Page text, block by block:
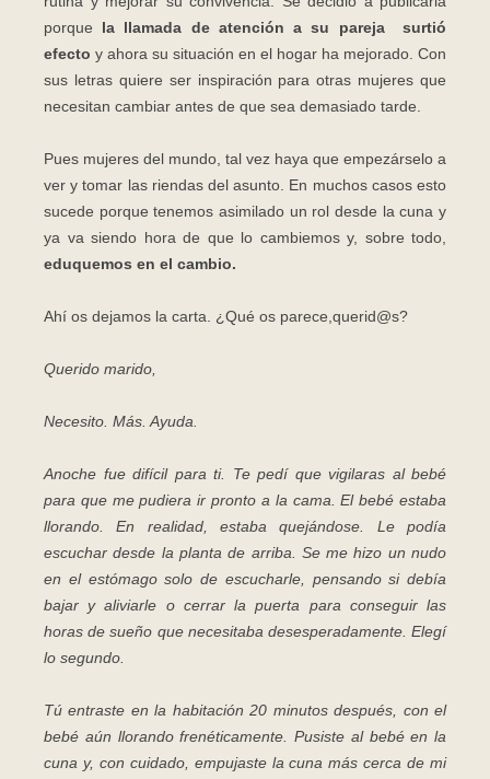
porque la llamada de atención a su pareja surtió
efecto y ahora su situación en el hogar ha mejorado. Con
sus letras quiere ser inspiración para otras mujeres que
necesitan cambiar antes de que sea demasiado tarde.
Pues mujeres del mundo, tal vez haya que empezárselo a
ver y tomar las riendas del asunto. En muchos casos esto
sucede porque tenemos asimilado un rol desde la cuna y
ya va siendo hora de que lo cambiemos y, sobre todo,
eduquemos en el cambio.
Ahí os dejamos la carta. ¿Qué os parece,querid@s?
Querido marido,
Necesito. Más. Ayuda.
Anoche fue difícil para ti. Te pedí que vigilaras al bebé
para que me pudiera ir pronto a la cama. El bebé estaba
llorando. En realidad, estaba quejándose. Le podía
escuchar desde la planta de arriba. Se me hizo un nudo
en el estómago solo de escucharle, pensando si debía
bajar y aliviarle o cerrar la puerta para conseguir las
horas de sueño que necesitaba desesperadamente. Elegí
lo segundo.
Tú entraste en la habitación 20 minutos después, con el
bebé aún llorando frenéticamente. Pusiste al bebé en la
cuna y, con cuidado, empujaste la cuna más cerca de mi